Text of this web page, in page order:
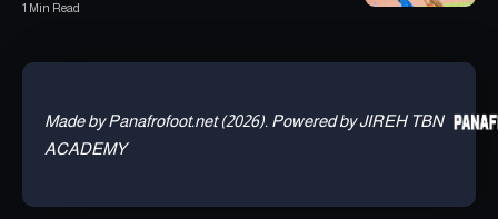
1 Min Read
Made by Panafrofoot.net (2026). Powered by JIREH TBN
ACADEMY